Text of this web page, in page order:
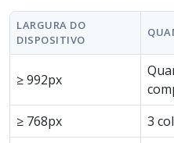
LARGURA DO
DISPOSITIVO
≥ 992px
≥ 768px
3